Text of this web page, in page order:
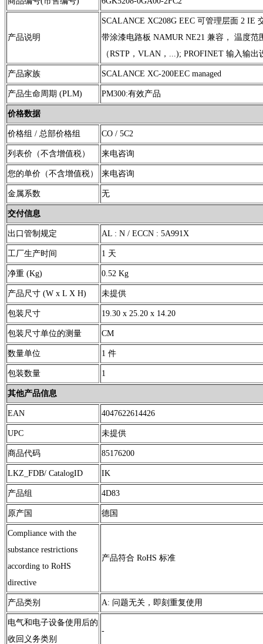
产品说明
SCALANCE XC208G EEC 可管理层面 2 IE
带涂漆电路板 NAMUR NE21 兼容， 温度范
（RSTP，VLAN，...); PROFINET 输入输
产品家族 SCALANCE XC-200EEC managed
产品生命周期 (PLM) PM300:有效产品
价格数据
价格组 / 总部价格组 CO / 5C2
列表价（不含增值税） 来电咨询
您的单价（不含增值税） 来电咨询
金属系数 无
交付信息
出口管制规定 AL : N / ECCN : 5A991X
工厂生产时间 1 天
净重 (Kg) 0.52 Kg
产品尺寸 (W x L X H) 未提供
包装尺寸 19.30 x 25.20 x 14.20
包装尺寸单位的测量 CM
数量单位 1 件
包装数量 1
其他产品信息
EAN 4047622614426
UPC 未提供
商品代码 85176200
LKZ_FDB/ CatalogID IK
产品组 4D83
原产国 德国
Compliance with the
substance restrictions
according to RoHS
directive
产品符合 RoHS 标准
产品类别 A: 问题无关，即刻重复使用
电气和电子设备使用后的
收回义务类别
-